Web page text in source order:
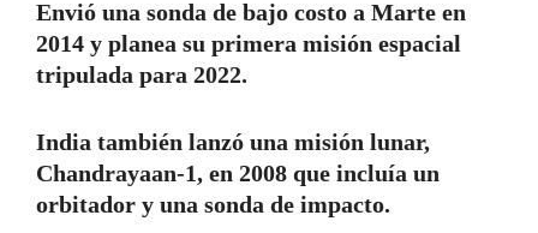
Envió una sonda de bajo costo a Marte en
2014 y planea su primera misión espacial
tripulada para 2022.
India también lanzó una misión lunar,
Chandrayaan-1, en 2008 que incluía un
orbitador y una sonda de impacto.